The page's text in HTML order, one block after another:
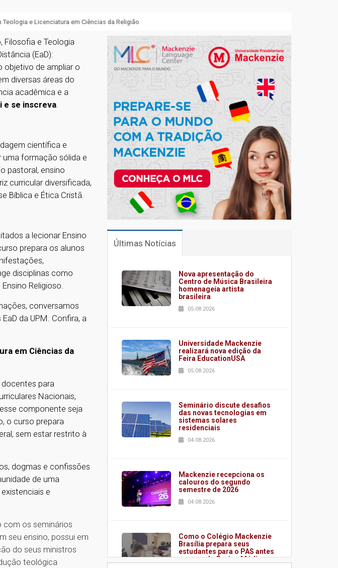
e Licenciatura em Ciências da Religião
Filosofia e Teologia
(EaD):
objetivo de ampliar o
diversas áreas do
acadêmica e a
e se inscreva.
científica e
uma formação sólida e
pastoral, ensino
curricular diversificada,
Bíblica e Ética Cristã.
a lecionar Ensino
prepara os alunos
disciplinas como
Religioso.
conversamos
da UPM. Confira, a
em Ciências da
para
Nacionais,
componente seja
o curso prepara
sem estar restrito à
dogmas e confissões
de uma
e
com os seminários
seu ensino, possui em
do seus ministros
teológica
Últimas Notícias
Nova apresentação do
Centro de Música Brasileira
homenageia artista
brasileira
05.08.2026
Universidade Mackenzie
realizará nova edição da
Feira EducationUSA
05.08.2026
Seminário discute desafios
das novas tecnologias em
sistemas solares
residenciais
04.08.2026
Mackenzie recepciona os
calouros do segundo
semestre de 2026
04.08.2026
Como o Colégio Mackenzie
Brasília prepara seus
estudantes para o PAS antes
mesmo do Ensino Médio